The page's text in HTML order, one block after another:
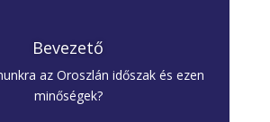
Bevezető
az Oroszlán időszak és ezen
minőségek?